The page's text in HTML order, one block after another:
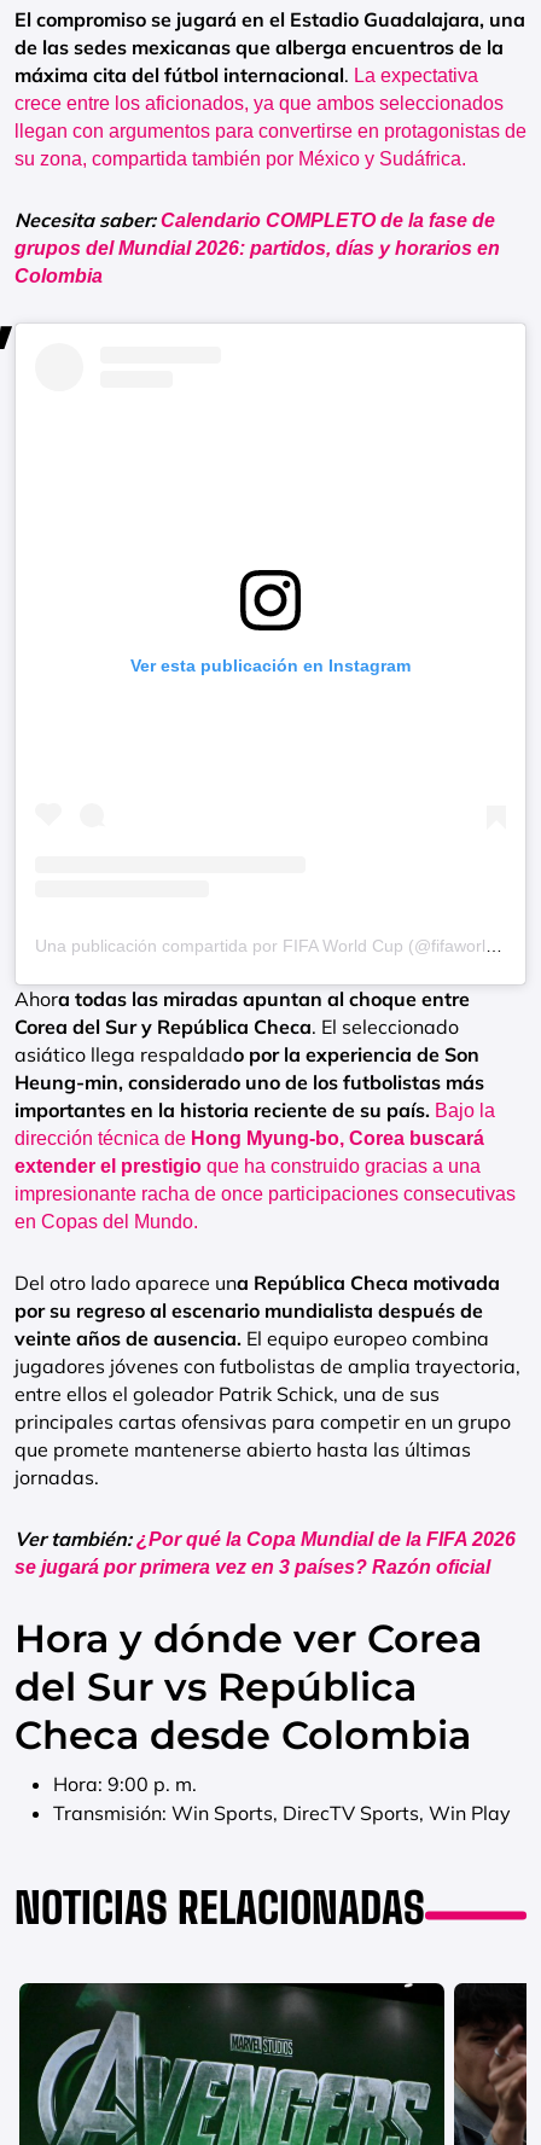
El compromiso se jugará en el Estadio Guadalajara, una
de las sedes mexicanas que alberga encuentros de la
máxima cita del fútbol internacional. La expectativa
crece entre los aficionados, ya que ambos seleccionados
llegan con argumentos para convertirse en protagonistas de
su zona, compartida también por México y Sudáfrica.
Necesita saber:Calendario COMPLETO de la fase de
grupos del Mundial 2026: partidos, días y horarios en
Colombia
Ver esta publicación en Instagram
Una publicación compartida por FIFA World Cup (@fifaworldcup)
Ahora todas las miradas apuntan al choque entre
Corea del Sur y República Checa. El seleccionado
asiático llega respaldado por la experiencia de Son
Heung-min, considerado uno de los futbolistas más
importantes en la historia reciente de su país. Bajo la
dirección técnica de Hong Myung-bo, Corea buscará
extender el prestigio que ha construido gracias a una
impresionante racha de once participaciones consecutivas
en Copas del Mundo.
Del otro lado aparece una República Checa motivada
por su regreso al escenario mundialista después de
veinte años de ausencia. El equipo europeo combina
jugadores jóvenes con futbolistas de amplia trayectoria,
entre ellos el goleador Patrik Schick, una de sus
principales cartas ofensivas para competir en un grupo
que promete mantenerse abierto hasta las últimas
jornadas.
Ver también:¿Por qué la Copa Mundial de la FIFA 2026
se jugará por primera vez en 3 países? Razón oficial
Hora y dónde ver Corea
del Sur vs República
Checa desde Colombia
Hora: 9:00 p. m.
Transmisión: Win Sports, DirecTV Sports, Win Play
NOTICIAS RELACIONADAS